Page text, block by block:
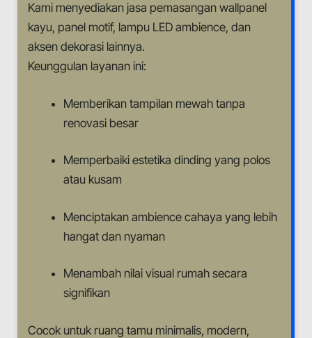
Kami menyediakan jasa pemasangan wallpanel
kayu, panel motif, lampu LED ambience, dan
aksen dekorasi lainnya.
Keunggulan layanan ini:
Memberikan tampilan mewah tanpa
renovasi besar
Memperbaiki estetika dinding yang polos
atau kusam
Menciptakan ambience cahaya yang lebih
hangat dan nyaman
Menambah nilai visual rumah secara
signifikan
Cocok untuk ruang tamu minimalis, modern,